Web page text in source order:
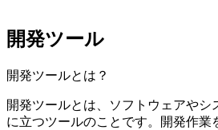
開発ツール
開発ツールとは？
開発ツールとは、ソフトウェアやシ
に立つツールのことです。開発作業